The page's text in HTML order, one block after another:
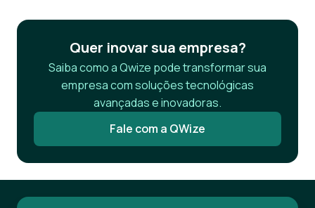
Quer inovar sua empresa?
Saiba como a Qwize pode transformar sua
empresa com soluções tecnológicas
avançadas e inovadoras.
Fale com a QWize